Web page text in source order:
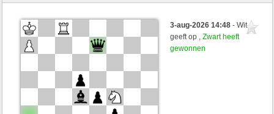
3-aug-2026 14:48- Wit
geeft op ,Zwart heeft
gewonnen